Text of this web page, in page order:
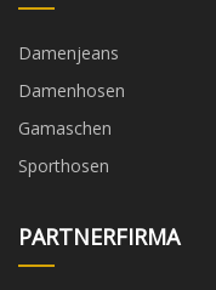
Damenjeans
Damenhosen
Gamaschen
Sporthosen
PARTNERFIRMA